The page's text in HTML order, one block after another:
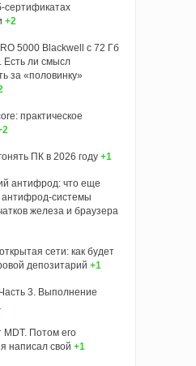
сертификатах
+2
5000 Blackwell с 72 Гб
Есть ли смысл
за «половинку»
практическое
ПК в 2026 году +1
антифрод: что еще
системы
железа и браузера
сети: как будет
депозитарий +1
3. Выполнение
Потом его
написал свой +1